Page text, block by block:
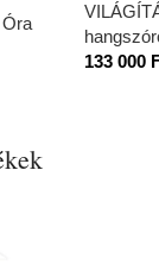
Óra
133 000